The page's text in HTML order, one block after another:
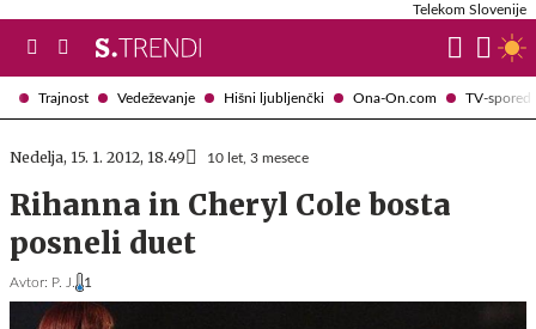
Trajnost Vedeževanje Hišni ljubljenčki Ona-On.com TV-spored
Telekom Slovenije
Nedelja, 15. 1. 2012, 18.49 10 let, 3 mesece
Rihanna in Cheryl Cole bosta
posneli duet
Avtor: P. J. 1